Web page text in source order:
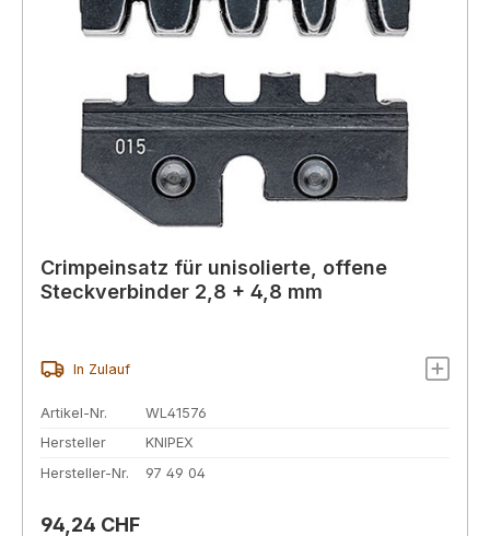
Crimpeinsatz für unisolierte, offene
Steckverbinder 2,8 + 4,8 mm
In Zulauf
Artikel-Nr.
WL41576
Hersteller
KNIPEX
Hersteller-Nr.
97 49 04
Regulärer Preis:
94,24 CHF